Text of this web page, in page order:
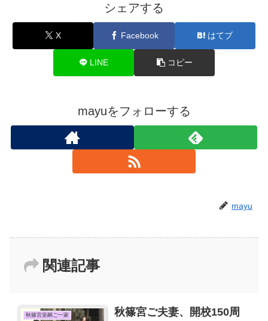
シェアする
X Facebook はてブ
LINE コピー
mayuをフォローする
mayu
関連記事
秋篠宮皇嗣ご一家
秋篠宮ご夫妻、開校150周